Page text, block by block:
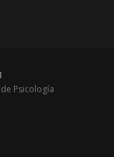
Psicología